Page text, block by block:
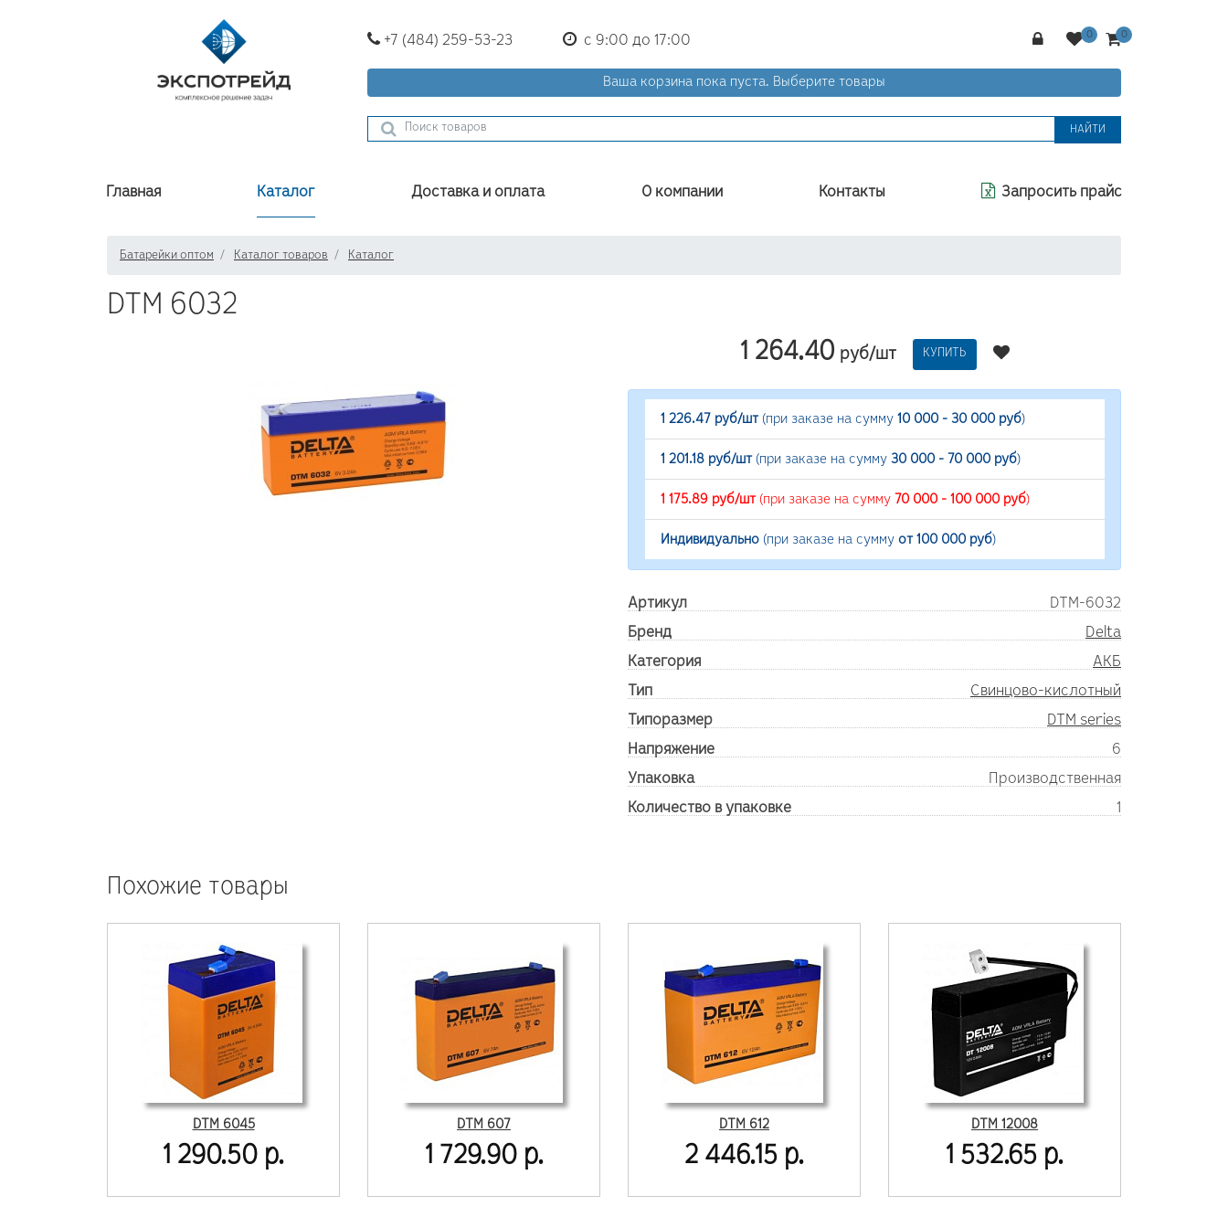
+7 (484) 259-53-23 с 9:00 до 17:00
Ваша корзина пока пуста. Выберите товары
НАЙТИ
Главная Каталог Доставка и оплата О компании Контакты Запросить прайс
Батарейки оптом Каталог товаров Каталог
DTM 6032
1 264.40 руб/шт КУПИТЬ
1 226.47 руб/шт(при заказе на сумму 10 000 - 30 000 руб)
1 201.18 руб/шт(при заказе на сумму 30 000 - 70 000 руб)
1 175.89 руб/шт(при заказе на сумму 70 000 - 100 000 руб)
Индивидуально (при заказе на сумму от 100 000 руб)
Артикул
DTM-6032
Бренд
Delta
Категория
АКБ
Тип
Свинцово-кислотный
Типоразмер
DTM series
Напряжение
6
Упаковка
Производственная
Количество в упаковке
1
Похожие товары
DTM 6045
1 290.50 р.
DTM 607
1 729.90 р.
DTM 612
2 446.15 р.
DTM 12008
1 532.65 р.